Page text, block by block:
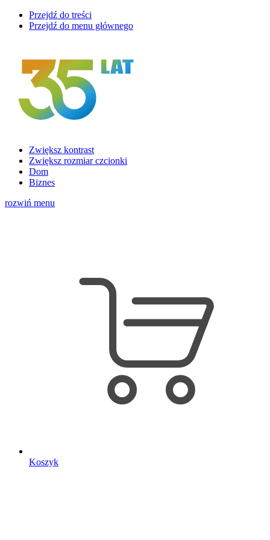
Przejdź do treści
Przejdź do menu głównego
Zwiększ kontrast
Zwiększ rozmiar czcionki
Dom
Biznes
rozwiń menu
Koszyk